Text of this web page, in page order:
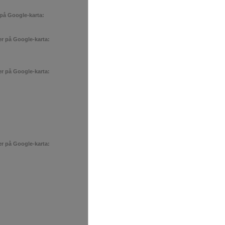
Google-karta:
på Google-karta:
på Google-karta:
på Google-karta: